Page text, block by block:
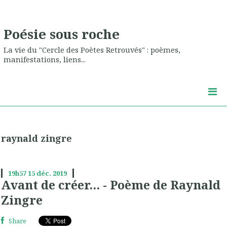
Poésie sous roche
La vie du "Cercle des Poètes Retrouvés" : poèmes,
manifestations, liens...
raynald zingre
19h5715 déc. 2019
Avant de créer... - Poème de Raynald
Zingre
Share